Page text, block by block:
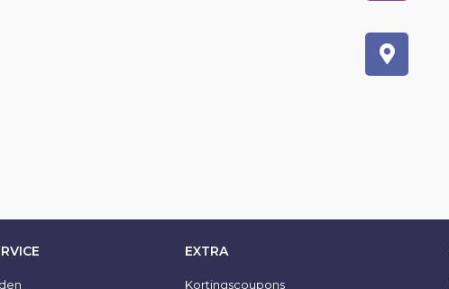
EXTRA
Kortingscoupons